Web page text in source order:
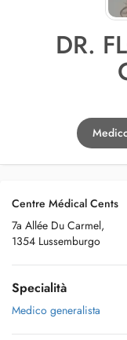
DR.
Centre Médical Cents
7a Allée Du Carmel,
1354 Lussemburgo
Specialità
Medico generalista